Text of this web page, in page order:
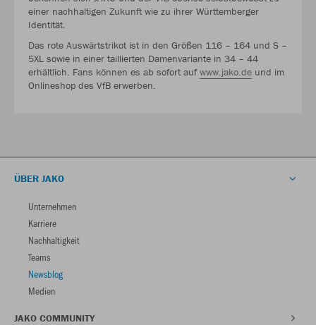
einer nachhaltigen Zukunft wie zu ihrer Württemberger
Identität.
Das rote Auswärtstrikot ist in den Größen 116 – 164 und S –
5XL sowie in einer taillierten Damenvariante in 34 – 44
erhältlich. Fans können es ab sofort aufwww.jako.de und im
Onlineshop des VfB erwerben.
ÜBER JAKO
Unternehmen
Karriere
Nachhaltigkeit
Teams
Newsblog
Medien
JAKO COMMUNITY